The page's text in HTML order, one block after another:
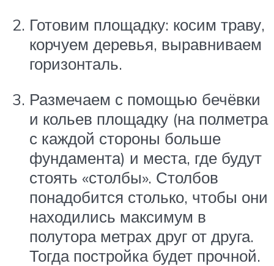
Готовим площадку: косим траву,
корчуем деревья, выравниваем
горизонталь.
Размечаем с помощью бечёвки
и кольев площадку (на полметра
с каждой стороны больше
фундамента) и места, где будут
стоять «столбы». Столбов
понадобится столько, чтобы они
находились максимум в
полутора метрах друг от друга.
Тогда постройка будет прочной.